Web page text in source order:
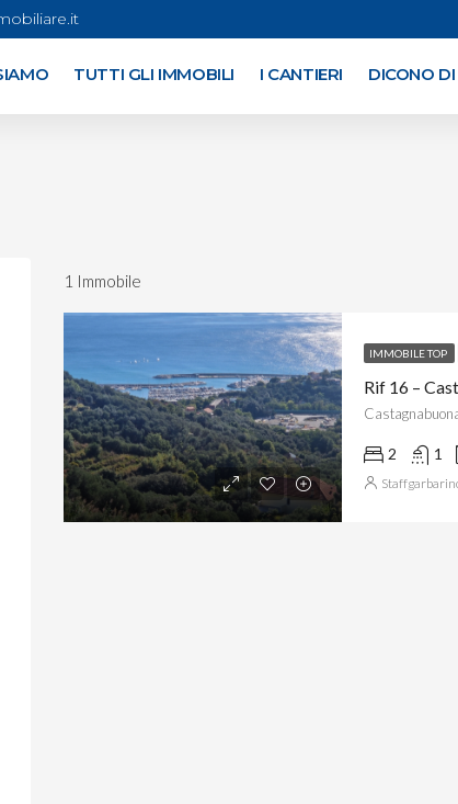
TUTTI GLI IMMOBILI I CANTIERI DICONO
1 Immobile
IMMOBILE TOP
2 1